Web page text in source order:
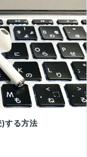
する方法